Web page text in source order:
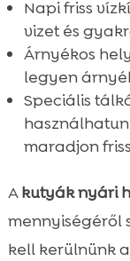
Napi friss
vizet és
Árnyékos
legyen
Speciális
maradjon
Akutyák nyári
mennyiségéről
kell kerülnünk